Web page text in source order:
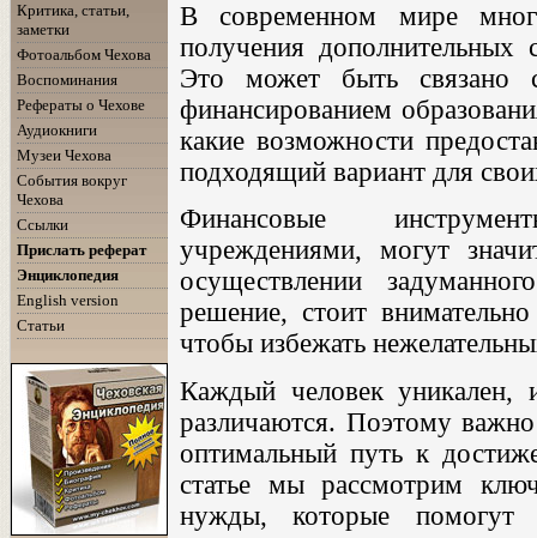
Критика, статьи,
заметки
Фотоальбом Чехова
Воспоминания
Рефераты о Чехове
Аудиокниги
Музеи Чехова
События вокруг
Чехова
Ссылки
Прислать реферат
Энциклопедия
English version
Статьи
В современном мире
получения дополнительных
Это может быть связано
финансированием
какие возможности
подходящий вариант для
Финансовые
учреждениями, могут
осуществлении
решение, стоит
чтобы избежать
Каждый человек уникален,
различаются. Поэтому
оптимальный путь к
статье мы рассмотрим
нужды, которые помогут